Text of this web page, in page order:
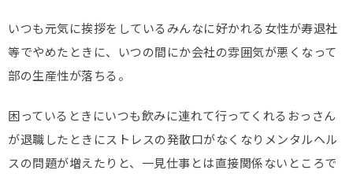
いつも元気に挨拶をしているみんなに好かれる女性が寿退社
等でやめたときに、いつの間にか会社の雰囲気が悪くなって
部の生産性が落ちる。
困っているときにいつも飲みに連れて行ってくれるおっさん
が退職したときにストレスの発散口がなくなりメンタルヘル
スの問題が増えたりと、一見仕事とは直接関係ないところで